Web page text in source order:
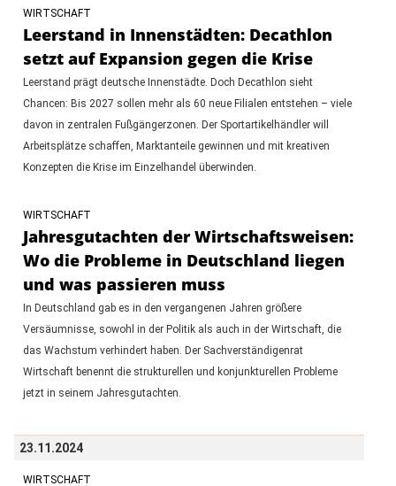
WIRTSCHAFT
Leerstand in Innenstädten: Decathlon
setzt auf Expansion gegen die Krise
Leerstand prägt deutsche Innenstädte. Doch Decathlon sieht
Chancen: Bis 2027 sollen mehr als 60 neue Filialen entstehen – viele
davon in zentralen Fußgängerzonen. Der Sportartikelhändler will
Arbeitsplätze schaffen, Marktanteile gewinnen und mit kreativen
Konzepten die Krise im Einzelhandel überwinden.
WIRTSCHAFT
Jahresgutachten der Wirtschaftsweisen:
Wo die Probleme in Deutschland liegen
und was passieren muss
In Deutschland gab es in den vergangenen Jahren größere
Versäumnisse, sowohl in der Politik als auch in der Wirtschaft, die
das Wachstum verhindert haben. Der Sachverständigenrat
Wirtschaft benennt die strukturellen und konjunkturellen Probleme
jetzt in seinem Jahresgutachten.
23.11.2024
WIRTSCHAFT